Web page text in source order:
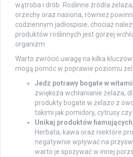
wątroba i drób. Roślinne źródła
orzechy oraz nasiona, również
codziennym jadłospisie, chociaż
produktów roślinnych jest gorzej
organizm.
Warto zwrócić uwagę na kilka
mogą pomóc w poprawie poziomu
Jedz potrawy bogate w
zwiększa wchłanianie żelaza,
produkty bogate w żelazo z
takimi jak pomidory, cytrusy czy
Unikaj produktów hamujących
Herbata, kawa oraz niektóre
negatywnie wpływać na
warto je spożywać w innej